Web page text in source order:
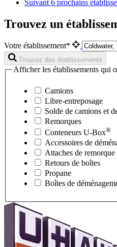
Suivant 6 prochains
Trouvez un
Votre établissement*
Trouvez des établissements
Afficher les établissements qui
Camions
Libre-entreposage
Solde de camions et
Remorques
Conteneurs U-Box®
Accessoires de
Attaches de remorque
Retours de boîtes
Propane
Boîtes de